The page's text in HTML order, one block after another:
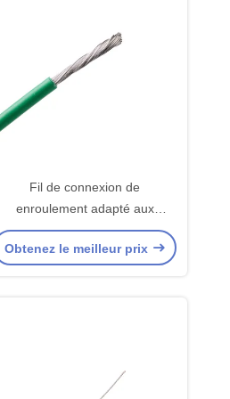
Fil de connexion de
enroulement adapté aux
besoins du client de signal de
moteur ignifuge ferroviaire de
Obtenez le meilleur prix